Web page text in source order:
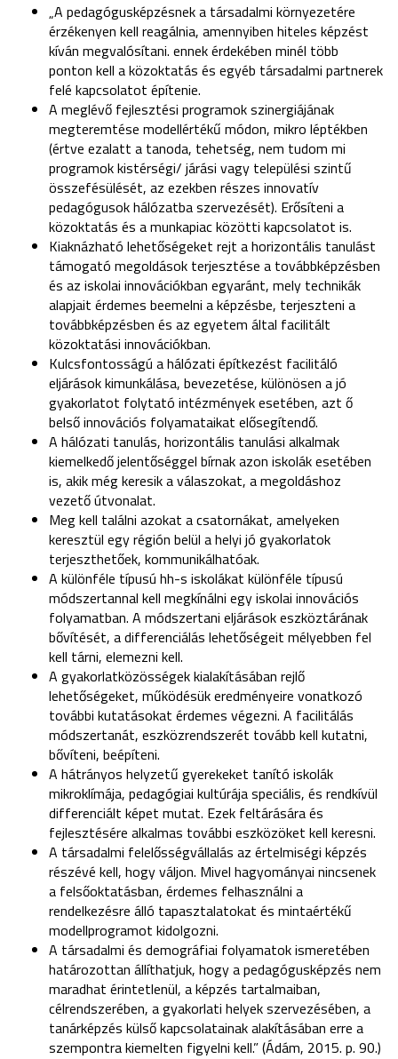
„A pedagógusképzésnek a társadalmi környezetére
érzékenyen kell reagálnia, amennyiben hiteles képzést
kíván megvalósítani. ennek érdekében minél több
ponton kell a közoktatás és egyéb társadalmi partnerek
felé kapcsolatot építenie.
A meglévő fejlesztési programok szinergiájának
megteremtése modellértékű módon, mikro léptékben
(értve ezalatt a tanoda, tehetség, nem tudom mi
programok kistérségi/ járási vagy települési szintű
összefésülését, az ezekben részes innovatív
pedagógusok hálózatba szervezését). Erősíteni a
közoktatás és a munkapiac közötti kapcsolatot is.
Kiaknázható lehetőségeket rejt a horizontális tanulást
támogató megoldások terjesztése a továbbképzésben
és az iskolai innovációkban egyaránt, mely technikák
alapjait érdemes beemelni a képzésbe, terjeszteni a
továbbképzésben és az egyetem által facilitált
közoktatási innovációkban.
Kulcsfontosságú a hálózati építkezést facilitáló
eljárások kimunkálása, bevezetése, különösen a jó
gyakorlatot folytató intézmények esetében, azt ő
belső innovációs folyamataikat elősegítendő.
A hálózati tanulás, horizontális tanulási alkalmak
kiemelkedő jelentőséggel bírnak azon iskolák esetében
is, akik még keresik a válaszokat, a megoldáshoz
vezető útvonalat.
Meg kell találni azokat a csatornákat, amelyeken
keresztül egy régión belül a helyi jó gyakorlatok
terjeszthetőek, kommunikálhatóak.
A különféle típusú hh-s iskolákat különféle típusú
módszertannal kell megkínálni egy iskolai innovációs
folyamatban. A módszertani eljárások eszköztárának
bővítését, a differenciálás lehetőségeit mélyebben fel
kell tárni, elemezni kell.
A gyakorlatközösségek kialakításában rejlő
lehetőségeket, működésük eredményeire vonatkozó
további kutatásokat érdemes végezni. A facilitálás
módszertanát, eszközrendszerét tovább kell kutatni,
bővíteni, beépíteni.
A hátrányos helyzetű gyerekeket tanító iskolák
mikroklímája, pedagógiai kultúrája speciális, és rendkívül
differenciált képet mutat. Ezek feltárására és
fejlesztésére alkalmas további eszközöket kell keresni.
A társadalmi felelősségvállalás az értelmiségi képzés
részévé kell, hogy váljon. Mivel hagyományai nincsenek
a felsőoktatásban, érdemes felhasználni a
rendelkezésre álló tapasztalatokat és mintaértékű
modellprogramot kidolgozni.
A társadalmi és demográfiai folyamatok ismeretében
határozottan állíthatjuk, hogy a pedagógusképzés nem
maradhat érintetlenül, a képzés tartalmaiban,
célrendszerében, a gyakorlati helyek szervezésében, a
tanárképzés külső kapcsolatainak alakításában erre a
szempontra kiemelten figyelni kell.” (Ádám, 2015. p. 90.)